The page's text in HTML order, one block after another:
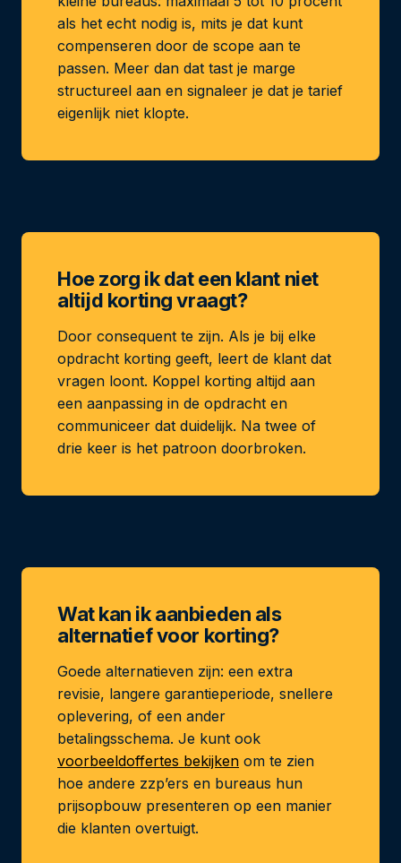
als het echt nodig is, mits je dat kunt
compenseren door de scope aan te
passen. Meer dan dat tast je marge
structureel aan en signaleer je dat je tarief
eigenlijk niet klopte.
Hoe zorg ik dat een klant niet
altijd korting vraagt?
Door consequent te zijn. Als je bij elke
opdracht korting geeft, leert de klant dat
vragen loont. Koppel korting altijd aan
een aanpassing in de opdracht en
communiceer dat duidelijk. Na twee of
drie keer is het patroon doorbroken.
Wat kan ik aanbieden als
alternatief voor korting?
Goede alternatieven zijn: een extra
revisie, langere garantieperiode, snellere
oplevering, of een ander
betalingsschema. Je kunt ook
voorbeeldoffertes bekijken om te zien
hoe andere zzp’ers en bureaus hun
prijsopbouw presenteren op een manier
die klanten overtuigt.